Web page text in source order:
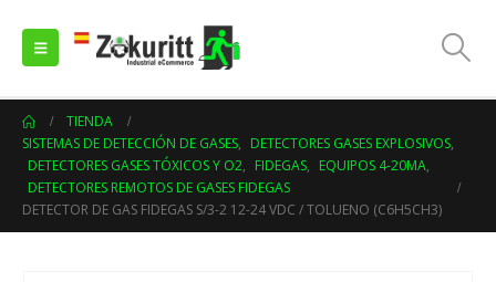
TIENDA
SISTEMAS DE DETECCIÓN DE GASES, DETECTORES GASES EXPLOSIVOS,
DETECTORES GASES TÓXICOS Y O2, FIDEGAS, EQUIPOS 4-20MA,
DETECTORES REMOTOS DE GASES FIDEGAS
DETECTOR DE GAS FIDEGAS S/3-2 12-24 VDC / TOLUENO (C6H5CH3)